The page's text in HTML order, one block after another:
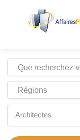
Architectes